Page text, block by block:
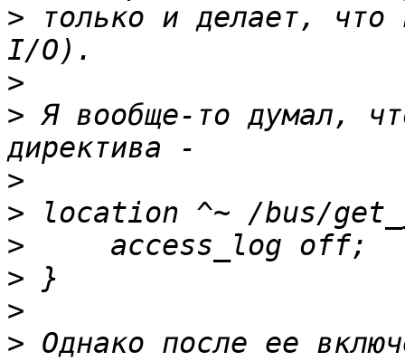
> только и делает,
>
> Я вообще-то думал,
>
>
>
>
>
> Однако после ее